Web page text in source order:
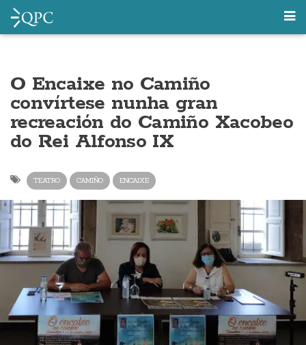
O Encaixe no Camiño
convírtese nunha gran
recreación do Camiño Xacobeo
do Rei Alfonso IX
TEATRO CAMIÑO ENCAIXE